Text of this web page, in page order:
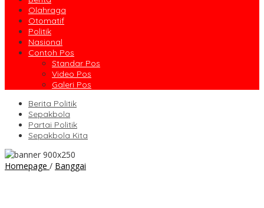
Olahraga
Otomatif
Politik
Nasional
Contoh Pos
Standar Pos
Video Pos
Galeri Pos
Berita Politik
Sepakbola
Partai Politik
Sepakbola Kita
Homepage / Banggai